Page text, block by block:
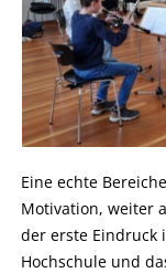
Eine echte
Motivation, weiter
der erste Eindruck
Hochschule und